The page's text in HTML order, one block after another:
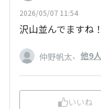
2026/05/07 11:54
沢山並んでますね！
仲野帆太、 他9人
いいね